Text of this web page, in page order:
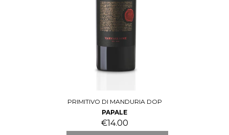
PRIMITIVO DI MANDURIA DOP
PAPALE
€14.00